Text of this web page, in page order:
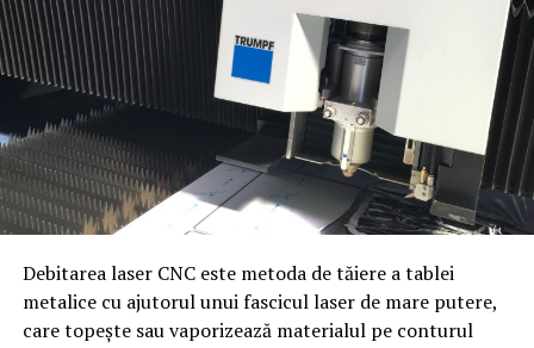
mecanică
Strunjire de mare diametru — pentru axe, flanșe
și componente cilindrice de dimensiuni industriale
Frezare pe curse extinse
— pentru suprafețe
plane, caneluri și găuri de poziționare pe structuri
mari
Alezare de precizie — pentru lagăre și
componente care necesită toleranțe strânse
Rectificare— pentru finisaje de suprafață și
toleranțe dimensionale finale
Debitarea laser CNC este metoda de tăiere a tablei
metalice cu ajutorul unui fascicul laser de mare putere,
care topește sau vaporizează materialul pe conturul